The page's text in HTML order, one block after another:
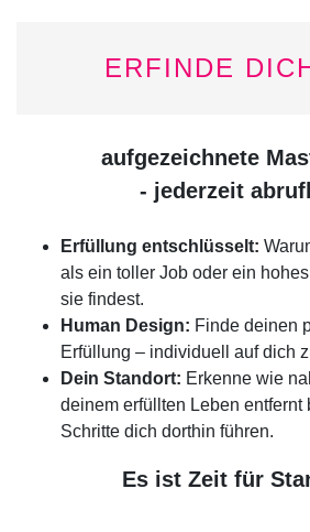
ERFINDE
aufgezeichnete
- jederzeit
Erfüllung entschlüsselt:
als ein toller Job oder ein
sie findest.
Human Design: Finde deinen
Erfüllung – individuell auf dich
Dein Standort: Erkenne wie
deinem erfüllten Leben entfernt
Schritte dich dorthin führen.
Es ist Zeit für